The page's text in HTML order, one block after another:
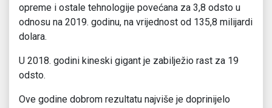
opreme i ostale tehnologije povećana za 3,8 odsto u
odnosu na 2019. godinu, na vrijednost od 135,8 milijardi
dolara.
U 2018. godini kineski gigant je zabilježio rast za 19
odsto.
Ove godine dobrom rezultatu najviše je doprinijelo